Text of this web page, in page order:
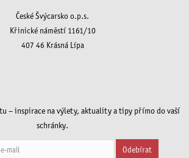
České Švýcarsko o.p.s.
Křinické náměstí 1161/10
407 46 Krásná Lípa
– inspirace na výlety, aktuality a tipy přímo do vaší
schránky.
Odebírat